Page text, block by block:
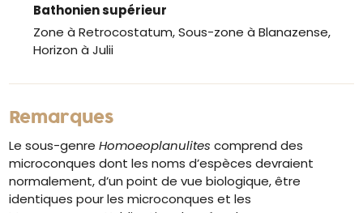
Bathonien supérieur
Zone à Retrocostatum, Sous-zone à Blanazense,
Horizon à Julii
Remarques
Le sous-genreHomoeoplanulites comprend des
microconques dont les noms d’espèces devraient
normalement, d’un point de vue biologique, être
identiques pour les microconques et les